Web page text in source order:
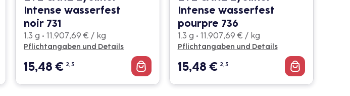
Intense wasserfest
noir 731
1.3 g • 11.907,69 € / kg
Pflichtangaben und Details
15,48€ 2, 3
Intense wasserfest
pourpre 736
1.3 g • 11.907,69 € / kg
Pflichtangaben und Details
15,48€ 2, 3